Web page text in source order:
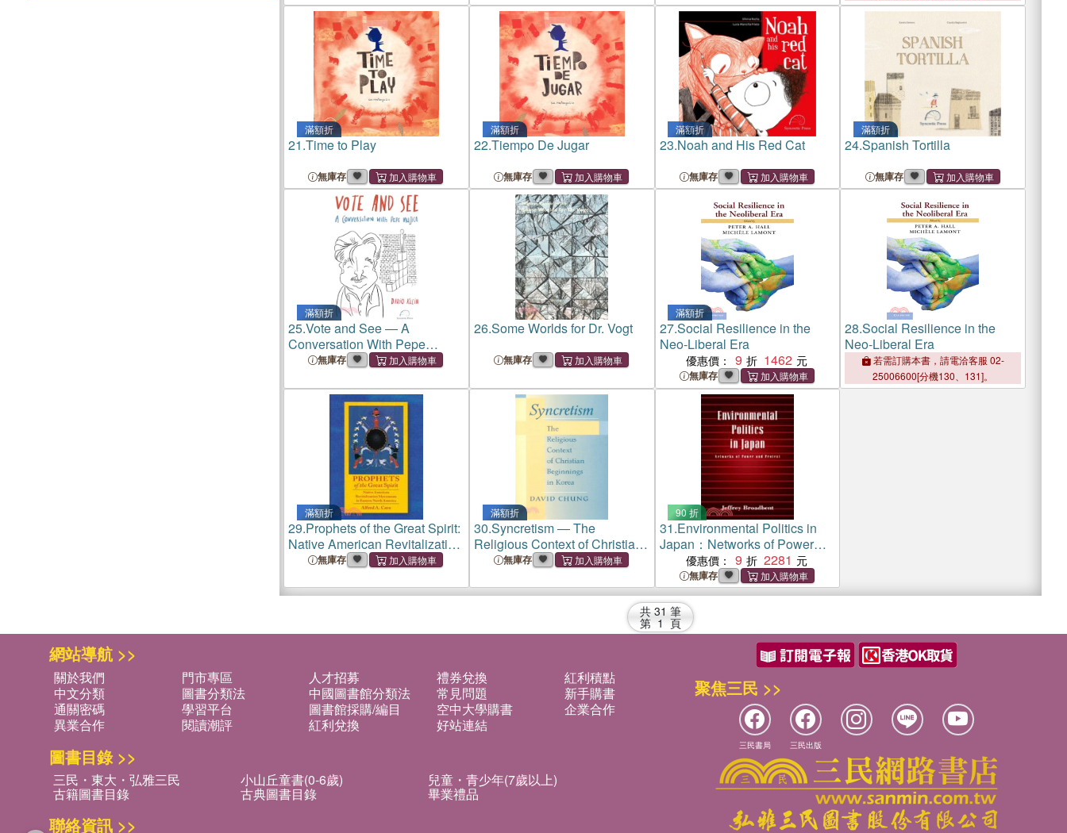
滿額折
21.Time to Play
無庫存
滿額折
22.Tiempo De Jugar
無庫存
滿額折
23.Noah and His Red Cat
無庫存
滿額折
24.Spanish Tortilla
無庫存
滿額折
25.Vote and See ― A
Conversation With Pepe
Mujica無庫存
26.Some Worlds for Dr. Vogt
無庫存
滿額折
27.Social Resilience in the
Neo-Liberal Era
優惠價： 9 1462
無庫存
28.Social Resilience in the
Neo-Liberal Era
若需訂購本書，請電洽客服 02-
25006600[分機130、131]。
滿額折
29.Prophets of the Great Spirit:
Native American Revitalization
Movements in Eastern North
無庫存
滿額折
30.Syncretism ― The
Religious Context of Christian
Beginnings in Korea
無庫存
90 折
31.Environmental Politics in
Japan：Networks of Power
and Protest
優惠價： 9 2281
無庫存
共 31 筆
第 1 頁
網站導航 >>
關於我們 門市專區 人才招募 禮券兌換
紅利積點
中文分類
圖書分類法 中國圖書館分類法 常見問題
新手購書
通關密碼
學習平台 圖書館採購/編目 空中大學購書
企業合作
異業合作
閱讀潮評 紅利兌換 好站連結
圖書目錄 >>
三民・東大・弘雅三民 小山丘童書(0-6歲) 兒童・青少年(7歲以上)
古籍圖書目錄 古典圖書目錄 畢業禮品
聯絡資訊 >>
聚焦三民 >>
三民書局 三民出版